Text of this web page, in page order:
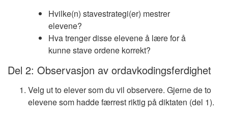
Hvilke(n) stavestrategi(er) mestrer
elevene?
Hva trenger disse elevene å lære for å
kunne stave ordene korrekt?
Del 2: Observasjon av ordavkodingsferdighet
Velg ut to elever som du vil observere. Gjerne de to
elevene som hadde færrest riktig på diktaten (del 1).